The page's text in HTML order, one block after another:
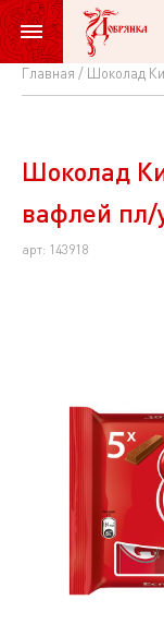
Главная Шоколад
Шоколад
Кат
молочный
Шоколад
вафлей пл/
арт: 143918